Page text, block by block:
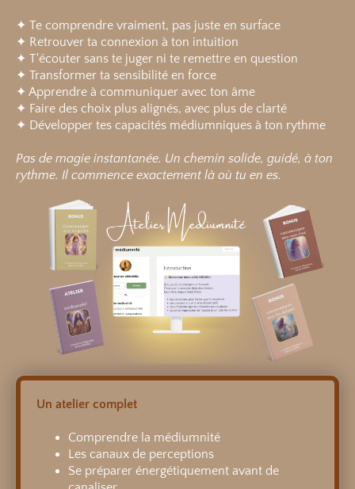
✦ Te comprendre vraiment, pas juste en surface
✦ Retrouver ta connexion à ton intuition
✦ T'écouter sans te juger ni te remettre en question
✦ Transformer ta sensibilité en force
✦ Apprendre à communiquer avec ton âme
✦ Faire des choix plus alignés, avec plus de clarté
✦ Développer tes capacités médiumniques à ton rythme
Pas de magie instantanée. Un chemin solide, guidé, à ton
rythme. Il commence exactement là où tu en es.
Un atelier complet
Comprendre la médiumnité
Les canaux de perceptions
Se préparer énergétiquement avant de